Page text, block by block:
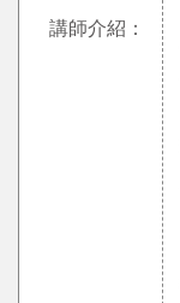
講師介紹：